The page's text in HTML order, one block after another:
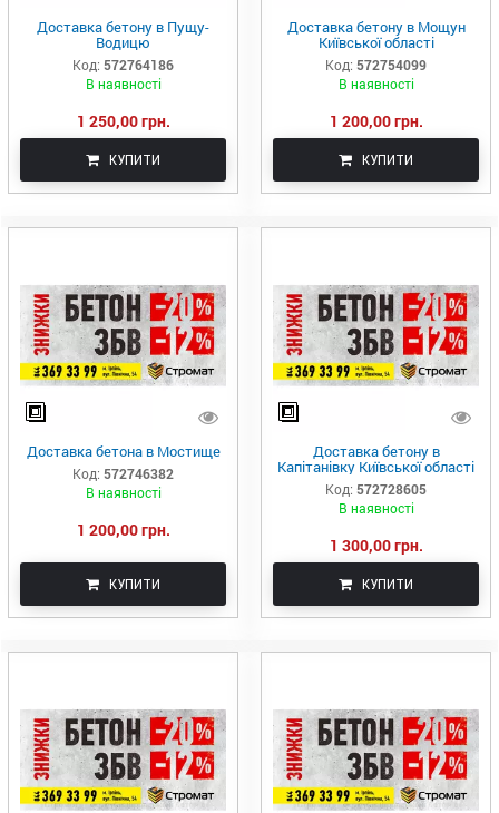
Доставка бетону в Пущу-
Водицю
Код: 572764186
В наявності
1 250,00 грн.
КУПИТИ
Доставка бетону в Мощун
Київської області
Код: 572754099
В наявності
1 200,00 грн.
КУПИТИ
Доставка бетона в Мостище
Код: 572746382
В наявності
1 200,00 грн.
КУПИТИ
Доставка бетону в
Капітанівку Київської області
Код: 572728605
В наявності
1 300,00 грн.
КУПИТИ